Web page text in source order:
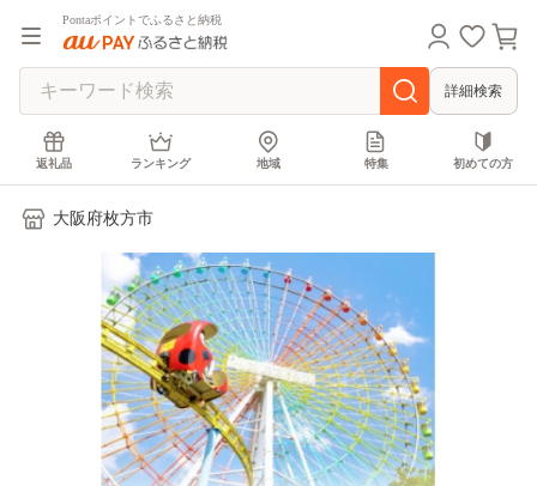
Pontaポイントでふるさと納税
詳細検索
返礼品 ランキング 地域 特集 初めての方
大阪府枚方市